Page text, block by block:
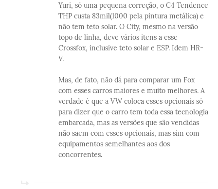
Yuri, só uma pequena correção, o C4 Tendence
THP custa 83mil(1000 pela pintura metálica) e
não tem teto solar. O City, mesmo na versão
topo de linha, deve vários itens a esse
Crossfox, inclusive teto solar e ESP. Idem HR-
V.
Mas, de fato, não dá para comparar um Fox
com esses carros maiores e muito melhores. A
verdade é que a VW coloca esses opcionais só
para dizer que o carro tem toda essa tecnologia
embarcada, mas as versões que são vendidas
não saem com esses opcionais, mas sim com
equipamentos semelhantes aos dos
concorrentes.